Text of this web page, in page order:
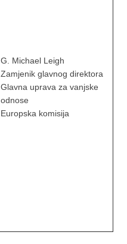
G. Michael Leigh
Zamjenik glavnog direktora
Glavna uprava za vanjske
odnose
Europska komisija